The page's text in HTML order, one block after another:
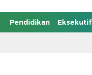
Pendidikan Eksekutif